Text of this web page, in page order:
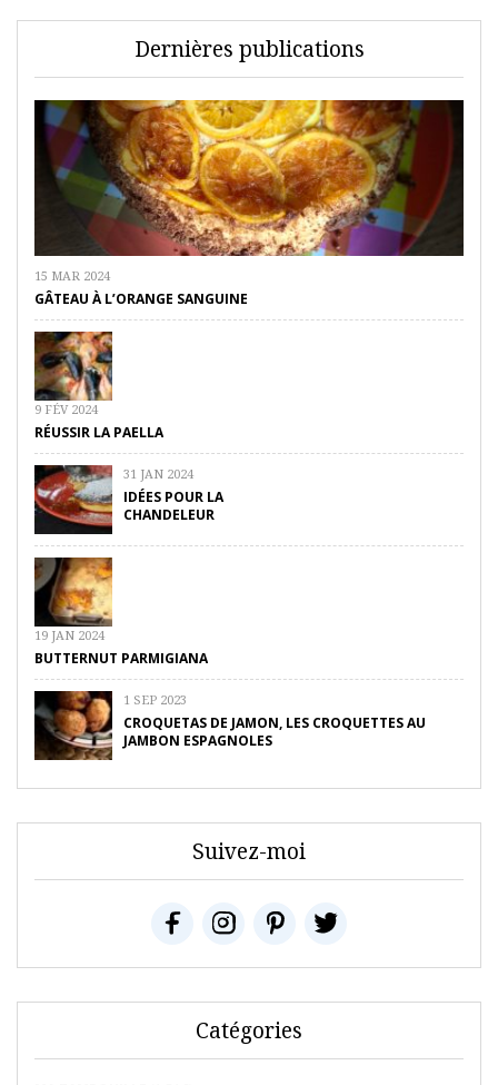
Dernières publications
15 MAR 2024
GÂTEAU À L’ORANGE SANGUINE
9 FÉV 2024
RÉUSSIR LA PAELLA
31 JAN 2024
IDÉES POUR LA
CHANDELEUR
19 JAN 2024
BUTTERNUT PARMIGIANA
1 SEP 2023
CROQUETAS DE JAMON, LES CROQUETTES AU
JAMBON ESPAGNOLES
Suivez-moi
Catégories